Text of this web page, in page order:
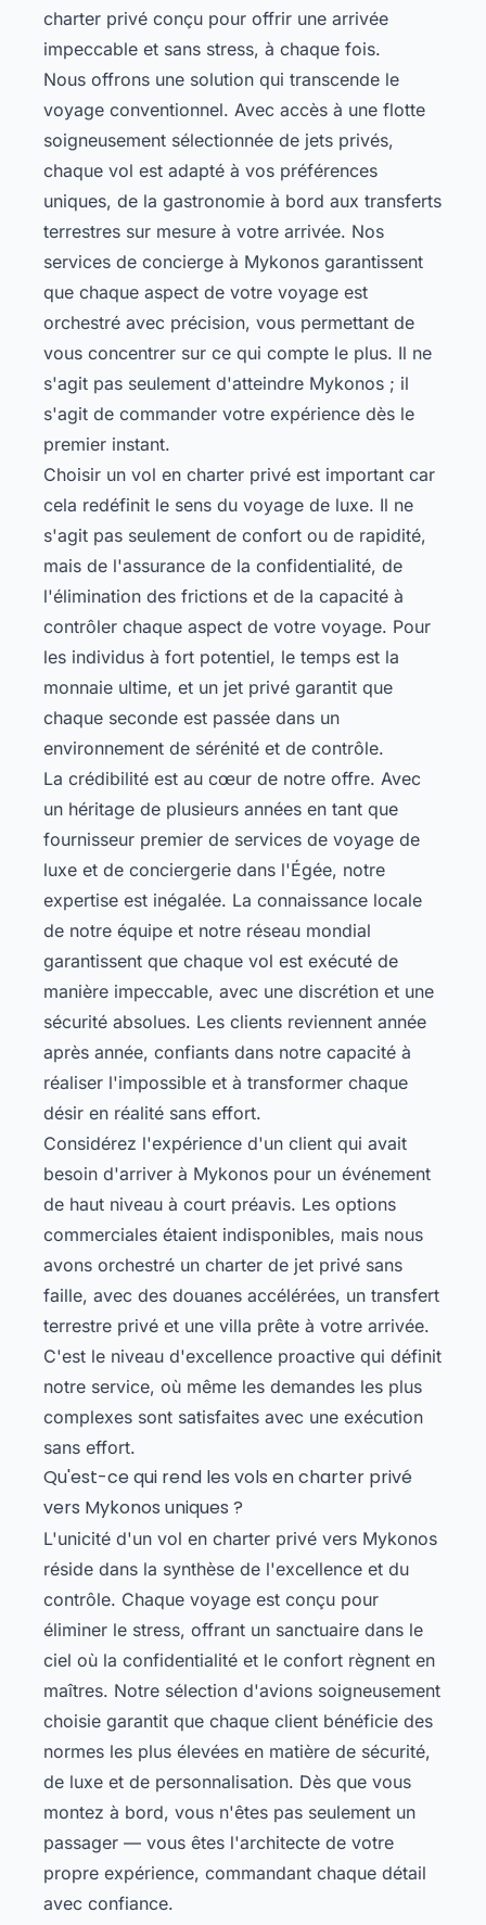
charter privé conçu pour offrir une arrivée
impeccable et sans stress, à chaque fois.
Nous offrons une solution qui transcende le
voyage conventionnel. Avec accès à une flotte
soigneusement sélectionnée de jets privés,
chaque vol est adapté à vos préférences
uniques, de la gastronomie à bord aux transferts
terrestres sur mesure à votre arrivée. Nos
services de concierge à Mykonos garantissent
que chaque aspect de votre voyage est
orchestré avec précision, vous permettant de
vous concentrer sur ce qui compte le plus. Il ne
s'agit pas seulement d'atteindre Mykonos ; il
s'agit de commander votre expérience dès le
premier instant.
Choisir un vol en charter privé est important car
cela redéfinit le sens du voyage de luxe. Il ne
s'agit pas seulement de confort ou de rapidité,
mais de l'assurance de la confidentialité, de
l'élimination des frictions et de la capacité à
contrôler chaque aspect de votre voyage. Pour
les individus à fort potentiel, le temps est la
monnaie ultime, et un jet privé garantit que
chaque seconde est passée dans un
environnement de sérénité et de contrôle.
La crédibilité est au cœur de notre offre. Avec
un héritage de plusieurs années en tant que
fournisseur premier de services de voyage de
luxe et de conciergerie dans l'Égée, notre
expertise est inégalée. La connaissance locale
de notre équipe et notre réseau mondial
garantissent que chaque vol est exécuté de
manière impeccable, avec une discrétion et une
sécurité absolues. Les clients reviennent année
après année, confiants dans notre capacité à
réaliser l'impossible et à transformer chaque
désir en réalité sans effort.
Considérez l'expérience d'un client qui avait
besoin d'arriver à Mykonos pour un événement
de haut niveau à court préavis. Les options
commerciales étaient indisponibles, mais nous
avons orchestré un charter de jet privé sans
faille, avec des douanes accélérées, un transfert
terrestre privé et une villa prête à votre arrivée.
C'est le niveau d'excellence proactive qui définit
notre service, où même les demandes les plus
complexes sont satisfaites avec une exécution
sans effort.
Qu'est-ce qui rend les vols en charter privé
vers Mykonos uniques ?
L'unicité d'un vol en charter privé vers Mykonos
réside dans la synthèse de l'excellence et du
contrôle. Chaque voyage est conçu pour
éliminer le stress, offrant un sanctuaire dans le
ciel où la confidentialité et le confort règnent en
maîtres. Notre sélection d'avions soigneusement
choisie garantit que chaque client bénéficie des
normes les plus élevées en matière de sécurité,
de luxe et de personnalisation. Dès que vous
montez à bord, vous n'êtes pas seulement un
passager — vous êtes l'architecte de votre
propre expérience, commandant chaque détail
avec confiance.